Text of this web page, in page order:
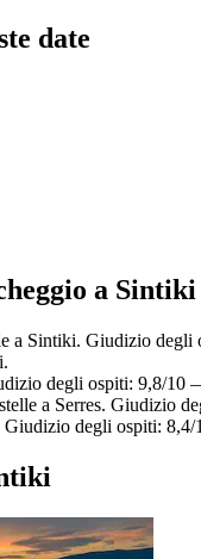
date
a
a Sintiki. Giudizio degli
degli ospiti: 9,8/10
a Serres. Giudizio
Giudizio degli ospiti: